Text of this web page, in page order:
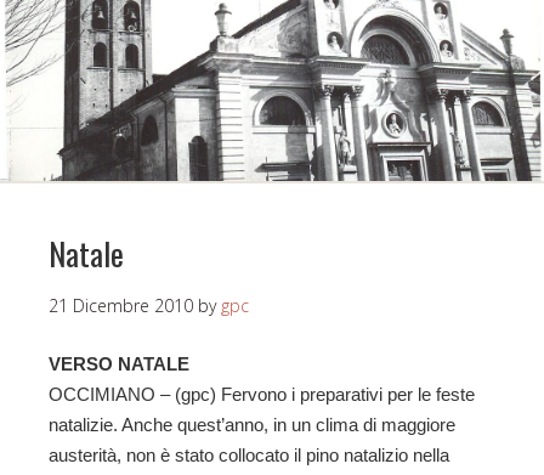
Natale
21 Dicembre 2010 by gpc
VERSO NATALE
OCCIMIANO – (gpc) Fervono i preparativi per le feste
natalizie. Anche quest’anno, in un clima di maggiore
austerità, non è stato collocato il pino natalizio nella